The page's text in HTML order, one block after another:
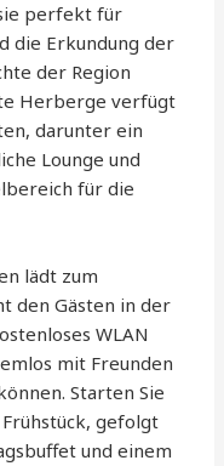
perfekt für
die Erkundung der
der Region
Herberge verfügt
darunter ein
Lounge und
für die
lädt zum
den Gästen in der
WLAN
mit Freunden
Starten Sie
gefolgt
und einem